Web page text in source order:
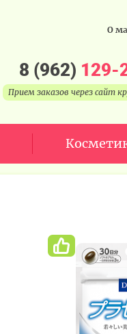
О
8 (962) 129-
Прием заказов через сайт